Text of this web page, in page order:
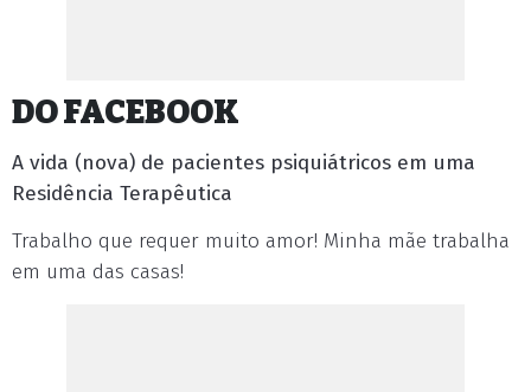
DO FACEBOOK
A vida (nova) de pacientes psiquiátricos em uma
Residência Terapêutica
Trabalho que requer muito amor! Minha mãe trabalha
em uma das casas!